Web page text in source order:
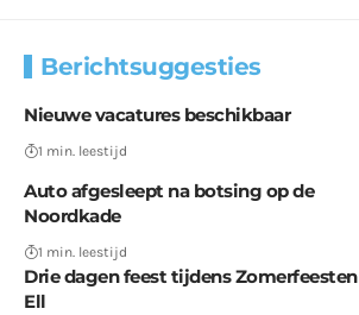
Berichtsuggesties
Nieuwe vacatures beschikbaar
1 min. leestijd
Auto afgesleept na botsing op de
Noordkade
1 min. leestijd
Drie dagen feest tijdens Zomerfeesten
Ell